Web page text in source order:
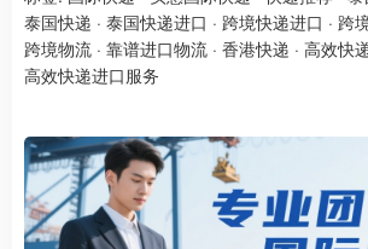
泰国快递 · 泰国快递进口 · 跨境快递进口 · 跨
跨境物流 · 靠谱进口物流 · 香港快递 · 高效快
高效快递进口服务